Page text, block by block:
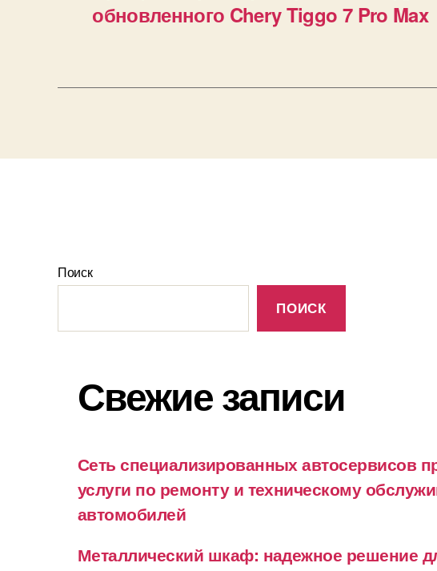
обновленного Chery Tiggo 7 Pro Max
Поиск
ПОИСК
Свежие записи
Сеть специализированных автосервисов
услуги по ремонту и техническому
автомобилей
Металлический шкаф: надежное решение